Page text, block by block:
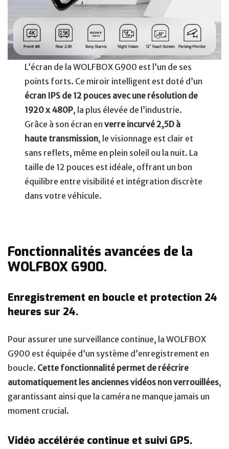
L’écran de la WOLFBOX G900 est l’un de ses
points forts. Ce miroir intelligent est doté d’un
écran IPS de 12 pouces avec une résolution de
1920 x 480P, la plus élevée de l’industrie.
Grâce à son écran enverre incurvé 2,5D à
haute transmission, le visionnage est clair et
sans reflets, même en plein soleil ou la nuit. La
taille de 12 pouces est idéale, offrant un bon
équilibre entre visibilité et intégration discrète
dans votre véhicule.
Fonctionnalités avancées de la
WOLFBOX G900.
Enregistrement en boucle et protection 24
heures sur 24.
Pour assurer une surveillance continue, la WOLFBOX
G900 est équipée d’un système d’enregistrement en
boucle. Cette fonctionnalité permet de réécrire
automatiquement les anciennes vidéos non verrouillées,
garantissant ainsi que la caméra ne manque jamais un
moment crucial.
Vidéo accélérée continue et suivi GPS.